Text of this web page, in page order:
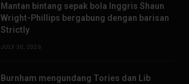
Mantan bintang sepak bola Inggris Shaun
Wright-Phillips bergabung dengan barisan
Strictly
JULY 30, 2026
Burnham mengundang Tories dan Lib